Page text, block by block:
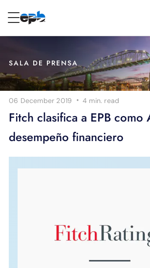
Internet
Energía
Televisión
Teléfono
principal
SALA DE PRENSA
06 December 2019 · 4 min. read
Fitch clasifica a EPB
desempeño financiero